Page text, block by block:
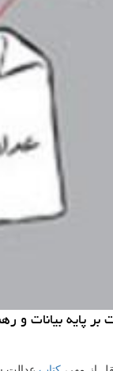
بر پایه بیانات و